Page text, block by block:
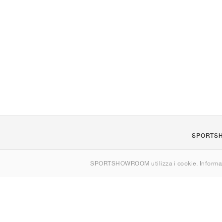
SPORTSHOWROOM utilizza i cookie.Contatti